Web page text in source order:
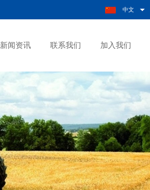
中文
新闻资讯 联系我们 加入我们